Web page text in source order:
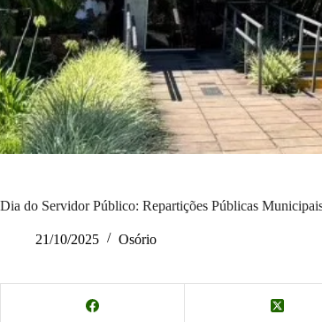
Dia do Servidor Público: Repartições Públicas
21/10/2025 Osório